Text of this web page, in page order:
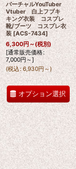
バーチャルYouTuber
Vtuber 白上フブキ
キング衣装 コスプレ
靴/ブーツ コスプレ衣
装 [ACS-7434]
6,300円～(税別)
[通常販売価格:
7,000円～]
(税込 : 6,930円～)
オプション選択